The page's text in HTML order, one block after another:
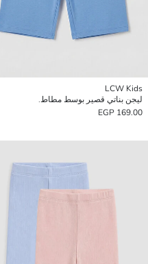
LCW Kids
ليجن بناتي قصير بوسط مطاط.
169.00 EGP